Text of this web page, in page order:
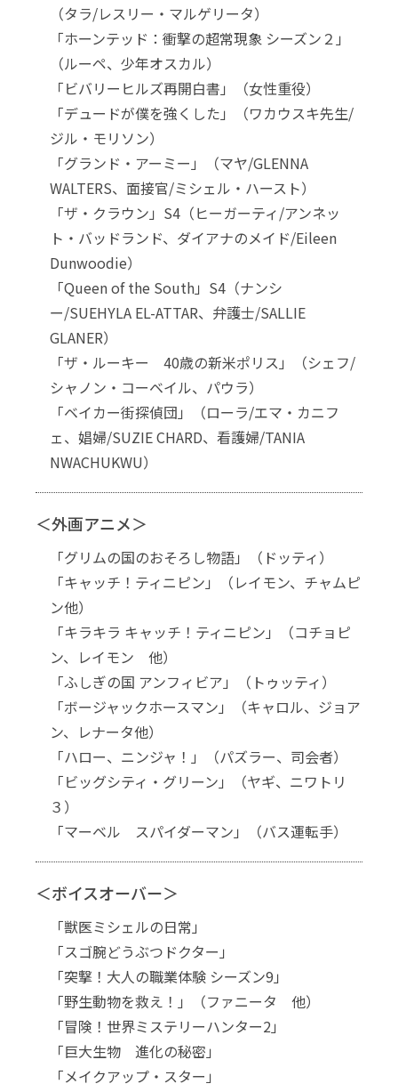
（タラ/レスリー・マルゲリータ）
「ホーンテッド：衝撃の超常現象 シーズン２」
（ルーペ、少年オスカル）
「ビバリーヒルズ再開白書」（女性重役）
「デュードが僕を強くした」（ワカウスキ先生/
ジル・モリソン）
「グランド・アーミー」（マヤ/GLENNA
WALTERS、面接官/ミシェル・ハースト）
「ザ・クラウン」S4（ヒーガーティ/アンネッ
ト・バッドランド、ダイアナのメイド/Eileen
Dunwoodie）
「Queen of the South」S4（ナンシ
ー/SUEHYLA EL-ATTAR、弁護士/SALLIE
GLANER）
「ザ・ルーキー 40歳の新米ポリス」（シェフ/
シャノン・コーベイル、パウラ）
「ベイカー街探偵団」（ローラ/エマ・カニフ
ェ、娼婦/SUZIE CHARD、看護婦/TANIA
NWACHUKWU）
＜外画アニメ＞
「グリムの国のおそろし物語」（ドッティ）
「キャッチ！ティニピン」（レイモン、チャムピ
ン他）
「キラキラ キャッチ！ティニピン」（コチョピ
ン、レイモン 他）
「ふしぎの国 アンフィビア」（トゥッティ）
「ボージャックホースマン」（キャロル、ジョア
ン、レナータ他）
「ハロー、ニンジャ！」（パズラー、司会者）
「ビッグシティ・グリーン」（ヤギ、ニワトリ
３）
「マーベル スパイダーマン」（バス運転手）
＜ボイスオーバー＞
「獣医ミシェルの日常」
「スゴ腕どうぶつドクター」
「突撃！大人の職業体験 シーズン9」
「野生動物を救え！」（ファニータ 他）
「冒険！世界ミステリーハンター2」
「巨大生物 進化の秘密」
「メイクアップ・スター」